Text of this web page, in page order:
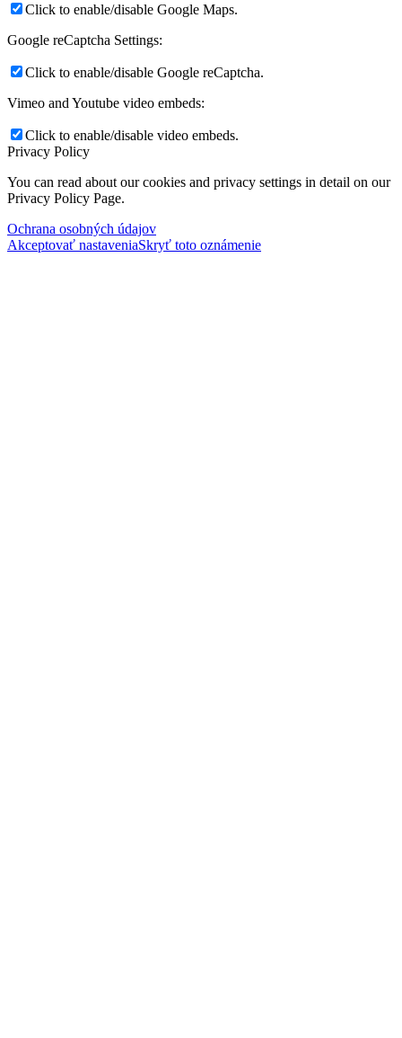
Click to enable/disable Google Maps.
Google reCaptcha Settings:
Click to enable/disable Google reCaptcha.
Vimeo and Youtube video embeds:
Click to enable/disable video embeds.
Privacy Policy
You can read about our cookies and privacy settings in detail on our
Privacy Policy Page.
Ochrana osobných údajov
Akceptovať nastaveniaSkryť toto oznámenie